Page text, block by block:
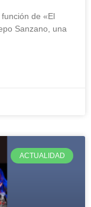
de «El
Sanzano, una
ACTUALIDAD